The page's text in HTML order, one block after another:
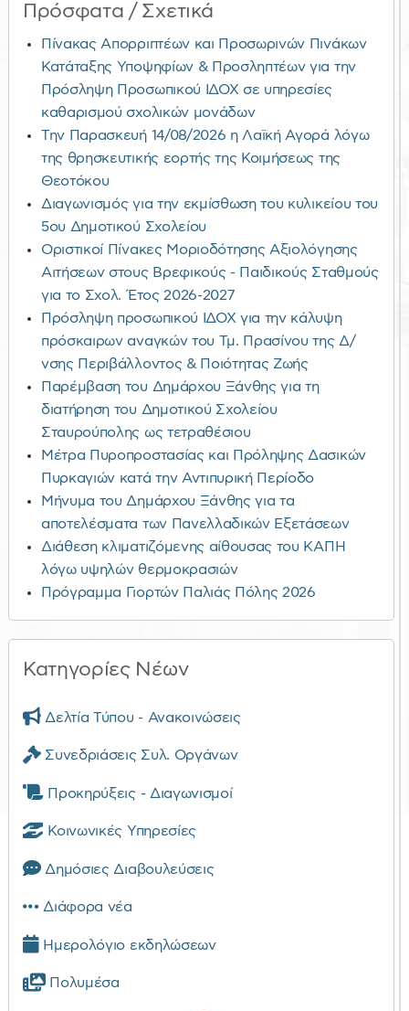
Πρόσφατα / Σχετικά
Πίνακας Απορριπτέων και Προσωρινών Πινάκων
Κατάταξης Υποψηφίων & Προσληπτέων για την
Πρόσληψη Προσωπικού ΙΔΟΧ σε υπηρεσίες
καθαρισμού σχολικών μονάδων
Την Παρασκευή 14/08/2026 η Λαϊκή Αγορά λόγω
της θρησκευτικής εορτής της Κοιμήσεως της
Θεοτόκου
Διαγωνισμός για την εκμίσθωση του κυλικείου του
5ου Δημοτικού Σχολείου
Οριστικοί Πίνακες Μοριοδότησης Αξιολόγησης
Αιτήσεων στους Βρεφικούς - Παιδικούς Σταθμούς
για το Σχολ. Έτος 2026-2027
Πρόσληψη προσωπικού ΙΔΟΧ για την κάλυψη
πρόσκαιρων αναγκών του Τμ. Πρασίνου της Δ/
νσης Περιβάλλοντος & Ποιότητας Ζωής
Παρέμβαση του Δημάρχου Ξάνθης για τη
διατήρηση του Δημοτικού Σχολείου
Σταυρούπολης ως τετραθέσιου
Μέτρα Πυροπροστασίας και Πρόληψης Δασικών
Πυρκαγιών κατά την Αντιπυρική Περίοδο
Μήνυμα του Δημάρχου Ξάνθης για τα
αποτελέσματα των Πανελλαδικών Εξετάσεων
Διάθεση κλιματιζόμενης αίθουσας του ΚΑΠΗ
λόγω υψηλών θερμοκρασιών
Πρόγραμμα Γιορτών Παλιάς Πόλης 2026
Κατηγορίες Νέων
Δελτία Τύπου - Ανακοινώσεις
Συνεδριάσεις Συλ. Οργάνων
Προκηρύξεις - Διαγωνισμοί
Κοινωνικές Υπηρεσίες
Δημόσιες Διαβουλεύσεις
Διάφορα νέα
Ημερολόγιο εκδηλώσεων
Πολυμέσα